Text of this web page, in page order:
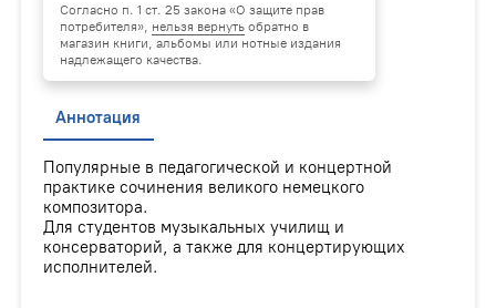
Согласно п. 1 ст. 25 закона «О защите прав
потребителя», нельзя вернуть обратно в
магазин книги, альбомы или нотные издания
надлежащего качества.
Аннотация
Популярные в педагогической и концертной
практике сочинения великого немецкого
композитора.
Для студентов музыкальных училищ и
консерваторий, а также для концертирующих
исполнителей.